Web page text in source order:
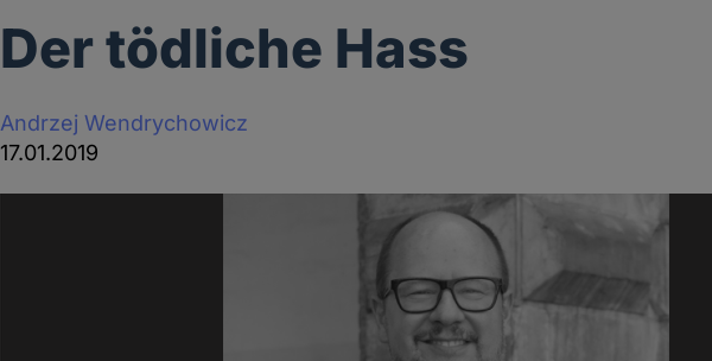
Der tödliche Hass
Andrzej Wendrychowicz
17.01.2019